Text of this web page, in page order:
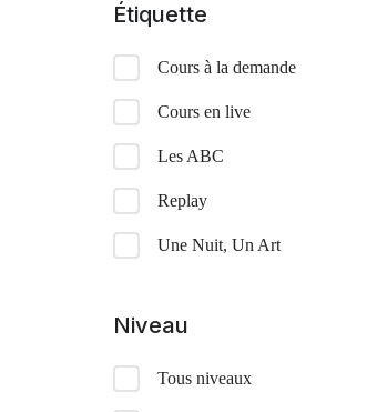
Étiquette
Cours à la demande
Cours en live
Les ABC
Replay
Une Nuit, Un Art
Niveau
Tous niveaux